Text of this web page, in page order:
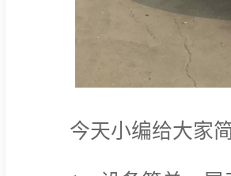
今天小编给大家